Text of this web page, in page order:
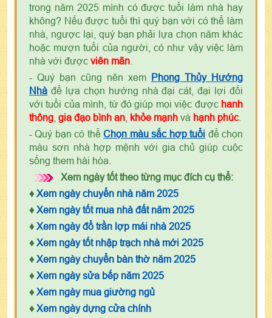
trong năm 2025 mình có được tuổi làm nhà hay
không? Nếu được tuổi thì quý bạn với có thể làm
nhà, ngược lại, quý bạn phải lựa chọn năm khác
hoặc mượn tuổi của người, có như vậy việc làm
nhà với được viên mãn
- Quý bạn cũng nên xem Phong Thủy Hướng
Nhà để lựa chọn hướng nhà đại cát, đại lợi đối
với tuổi của mình, từ đó giúp mọi việc được hanh
thông gia đạo bình an khỏe mạnh và hạnh phúc.
- Quý bạn có thểChọn màu sắc hợp tuổi để chọn
màu sơn nhà hợp mệnh với gia chủ giúp cuộc
sống them hài hòa.
Xem ngày tốt theo từng mục đích cụ thể:
♦ Xem ngày chuyển nhà năm 2025
♦ Xem ngày tốt mua nhà đất năm 2025
♦ Xem ngày đổ trần lợp mái nhà 2025
♦ Xem ngày tốt nhập trạch nhà mới 2025
♦ Xem ngày chuyển bàn thờ năm 2025
♦ Xem ngày sửa bếp năm 2025
♦ Xem ngày mua giường ngủ
♦ Xem ngày dựng cửa chính